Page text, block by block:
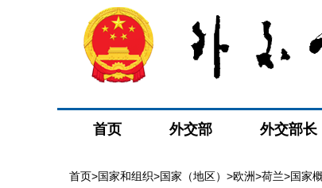
首页 外交部 外交部长
首页>国家和组织>国家（地区） >欧洲>荷兰>国家